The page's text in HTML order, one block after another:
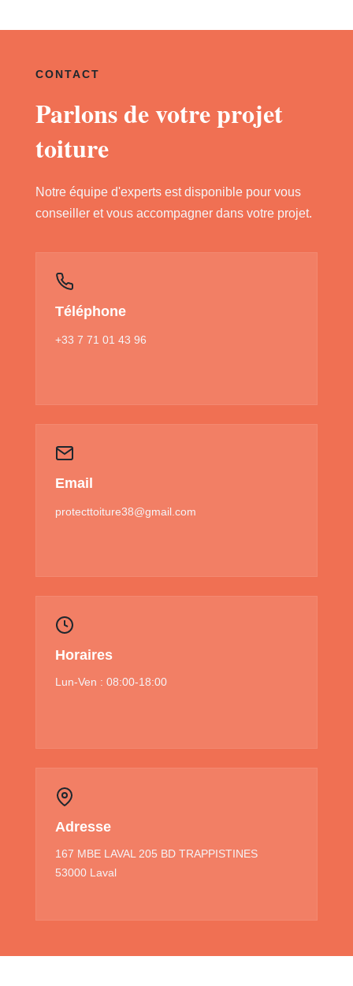
CONTACT
Parlons de votre projet
toiture
Notre équipe d'experts est disponible pour vous
conseiller et vous accompagner dans votre projet.
Téléphone
+33 7 71 01 43 96
Email
protecttoiture38@gmail.com
Horaires
Lun-Ven : 08:00-18:00
Adresse
167 MBE LAVAL 205 BD TRAPPISTINES
53000 Laval